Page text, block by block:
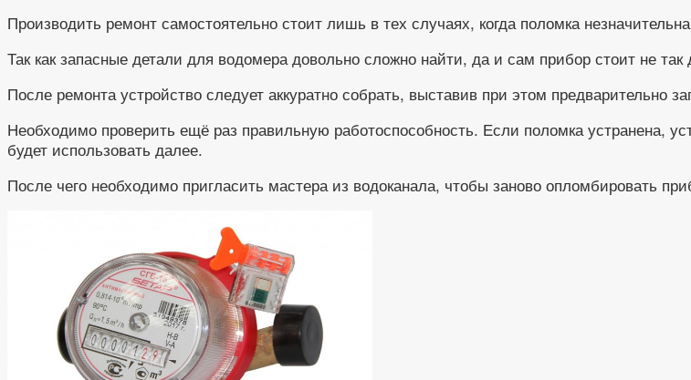
Производить ремонт самостоятельно стоит лишь в тех случаях, когда поломка
Так как запасные детали для водомера довольно сложно найти, да и сам прибор стоит не
После ремонта устройство следует аккуратно собрать, выставив при этом предварительно
Необходимо проверить ещё раз правильную работоспособность. Если поломка устранена,
будет использовать далее.
После чего необходимо пригласить мастера из водоканала, чтобы заново опломбировать